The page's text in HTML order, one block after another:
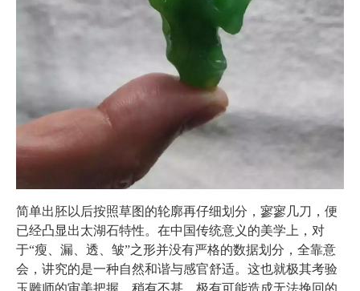
简单出胚以后按照草图的轮廓再仔细划分，寥寥几刀，便
已经凸显出太湖石特性。在中国传统意义的美学上，对
于“瘦、漏、透、皱”之形并没有严格的数据划分，全靠意
会，讲究的是一种自然和谐与感官舒适。这也就极其考验